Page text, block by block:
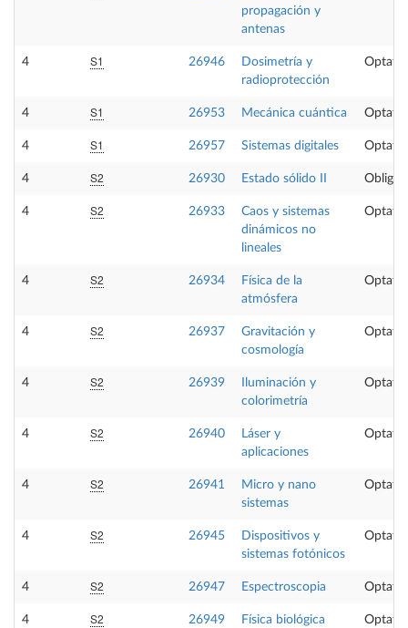
propagación y
antenas
4 S1 26946
Dosimetría y
radioprotección
4 S1 26953 Mecánica cuántica
4 S1 26957 Sistemas digitales
4 S2 26930 Estado sólido II
4 S2 26933
Caos y sistemas
dinámicos no
lineales
4 S2 26934
Física de la
atmósfera
4 S2 26937
Gravitación y
cosmología
4 S2 26939
Iluminación y
colorimetría
4 S2 26940
Láser y
aplicaciones
4 S2 26941
Micro y nano
sistemas
4 S2 26945
Dispositivos y
sistemas fotónicos
4 S2 26947 Espectroscopia
4 S2 26949 Física biológica